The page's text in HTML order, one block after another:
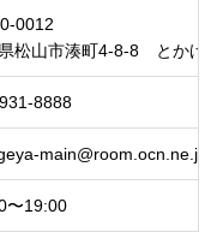
0012
松山市湊町4-8-8 とかげ
8888
main@room.ocn.ne.jp
〜19:00